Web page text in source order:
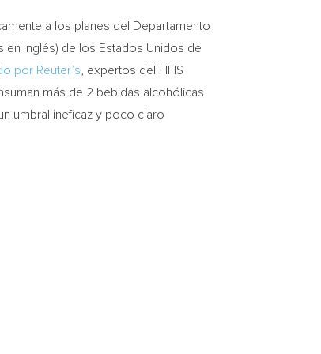
a los planes del Departamento
en inglés) de los Estados Unidos de
por Reuter’s , expertos del HHS
más de 2 bebidas alcohólicas
umbral ineficaz y poco claro